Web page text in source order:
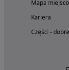
Mapa
Kariera
Części -